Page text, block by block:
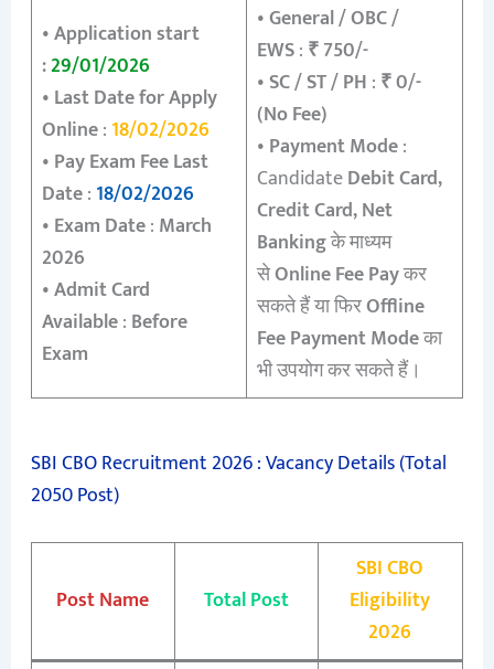
•Application start
:29/01/2026
• Last Date for Apply
Online: 18/02/2026
• Pay Exam Fee Last
Date: 18/02/2026
• Exam Date: March
2026
•Admit Card
Available: Before
Exam
•General / OBC /
EWS: ₹ 750/-
•SC / ST / PH : ₹ 0/-
(No Fee)
• Payment Mode:
CandidateDebit Card,
Credit Card, Net
Bankingके माध्यम
सेOnline Fee Payकर
सकते हैं या फिरOffline
Fee Payment Modeका
भी उपयोग कर सकते हैं।
SBI CBO Recruitment 2026 : Vacancy Details (Total
2050 Post)
Post Name Total Post
SBI CBO
Eligibility
2026